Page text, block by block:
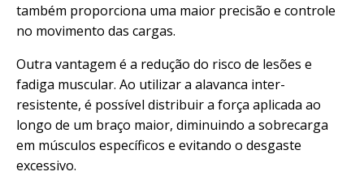
também proporciona uma maior precisão e controle
no movimento das cargas.
Outra vantagem é a redução do risco de lesões e
fadiga muscular. Ao utilizar a alavanca inter-
resistente, é possível distribuir a força aplicada ao
longo de um braço maior, diminuindo a sobrecarga
em músculos específicos e evitando o desgaste
excessivo.